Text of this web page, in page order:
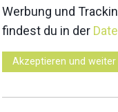
folgt
aus dem
aus dem
Werbung und
findest du in der
Akzeptieren und weiter